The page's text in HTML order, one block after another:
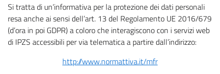
Si tratta di un’informativa per la protezione dei dati personali
resa anche ai sensi dell’art. 13 del Regolamento UE 2016/679
(d’ora in poi GDPR) a coloro che interagiscono con i servizi web
di IPZS accessibili per via telematica a partire dall’indirizzo:
http://www.normattiva.it/mfr